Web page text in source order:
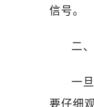
信号。
二
一
要仔细